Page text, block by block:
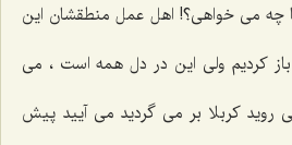
چه می خواهی؟! اهل عمل منطقشان این
کردیم ولی این در دل همه است ، می
روید کربلا بر می گردید می آیید پیش